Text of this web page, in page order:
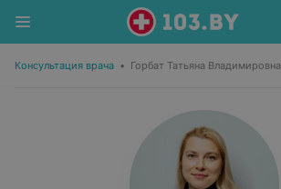
Консультация врача • Горбат Татьяна Владимировна